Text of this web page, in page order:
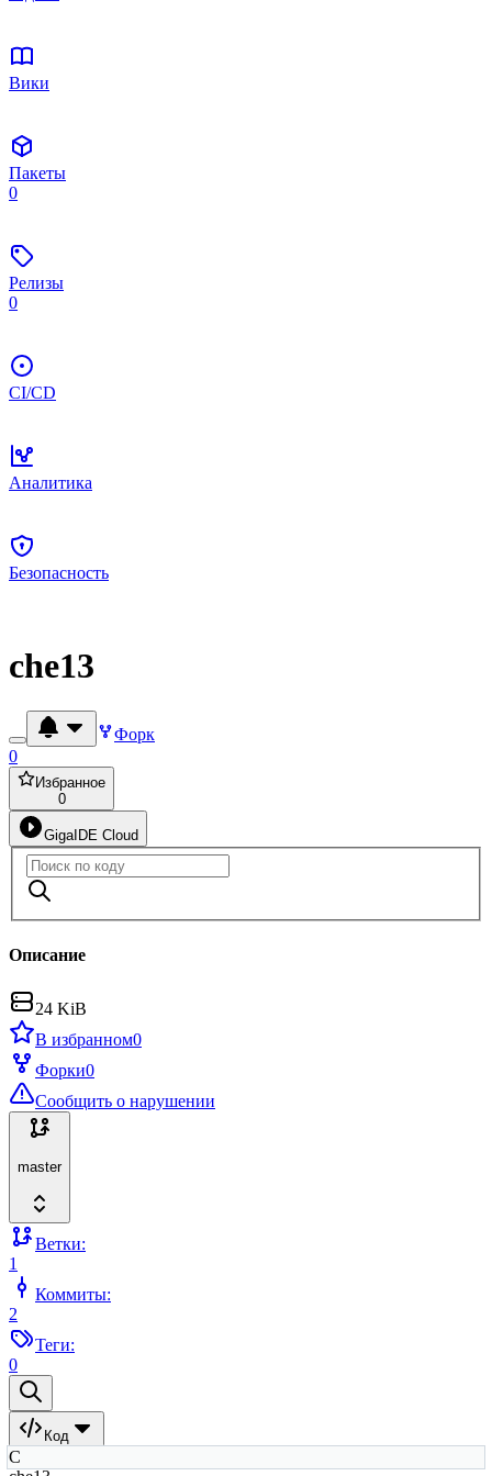
Вики
Пакеты
0
Релизы
0
CI/CD
Аналитика
Безопасность
che13
Форк
0
Избранное
0
GigaIDE Cloud
Описание
24 KiB
В избранном0
Форки0
Сообщить о нарушении
master
Ветки:
1
Коммиты:
2
Теги:
0
Код
C